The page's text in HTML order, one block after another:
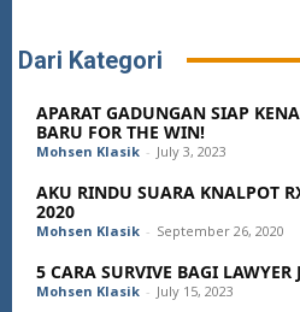
Dari Kategori
APARAT GADUNGAN SIAP
BARU FOR THE WIN!
Mohsen Klasik - July 3, 2023
AKU RINDU SUARA KNALPOT
2020
Mohsen Klasik - September 26, 2020
5 CARA SURVIVE BAGI LAWYER
Mohsen Klasik - July 15, 2023